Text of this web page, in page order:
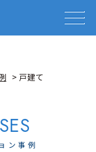
REFORM – 広島で
戸建て
ン事例